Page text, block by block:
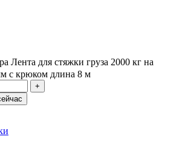
Лента для стяжки груза 2000 кг на
с крюком длина 8 м